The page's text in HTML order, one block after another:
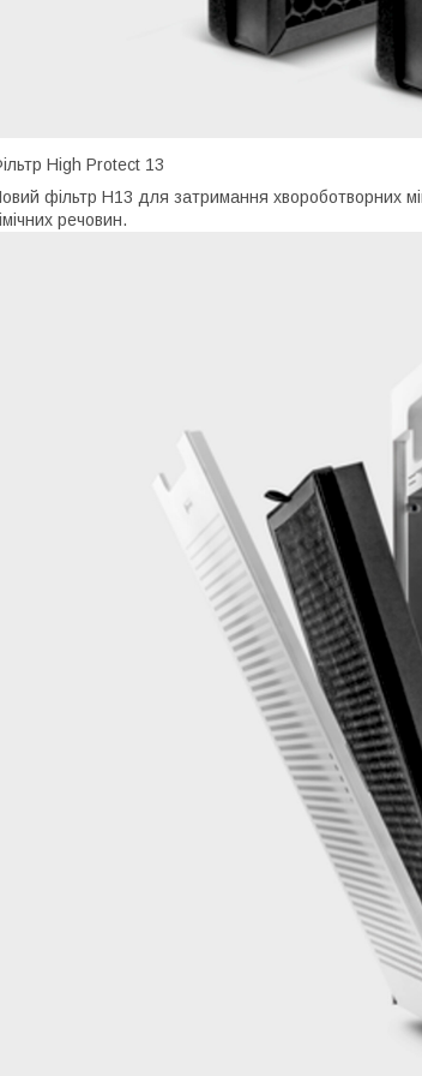
High Protect 13
фільтр H13 для затримання хвороботворних
речовин.